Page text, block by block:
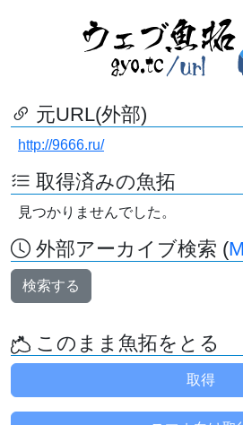
元URL(外部)
http://9666.ru/
取得済みの魚拓
見つかりませんでした。
外部アーカイブ検索 (
検索する
このまま魚拓をとる